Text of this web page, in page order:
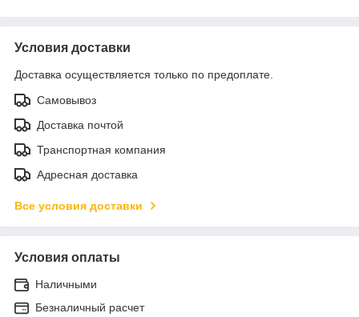
Условия доставки
Доставка осуществляется только по предоплате.
Самовывоз
Доставка почтой
Транспортная компания
Адресная доставка
Все условия доставки
Условия оплаты
Наличными
Безналичный расчет